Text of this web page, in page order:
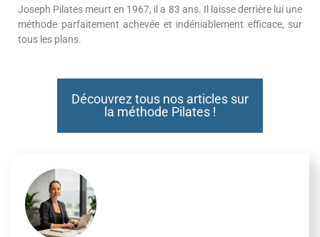
Joseph Pilates meurt en 1967, il a 83 ans. Il laisse derrière lui une
méthode parfaitement achevée et indéniablement efficace, sur
tous les plans.
Découvrez tous nos articles sur
la méthode Pilates !